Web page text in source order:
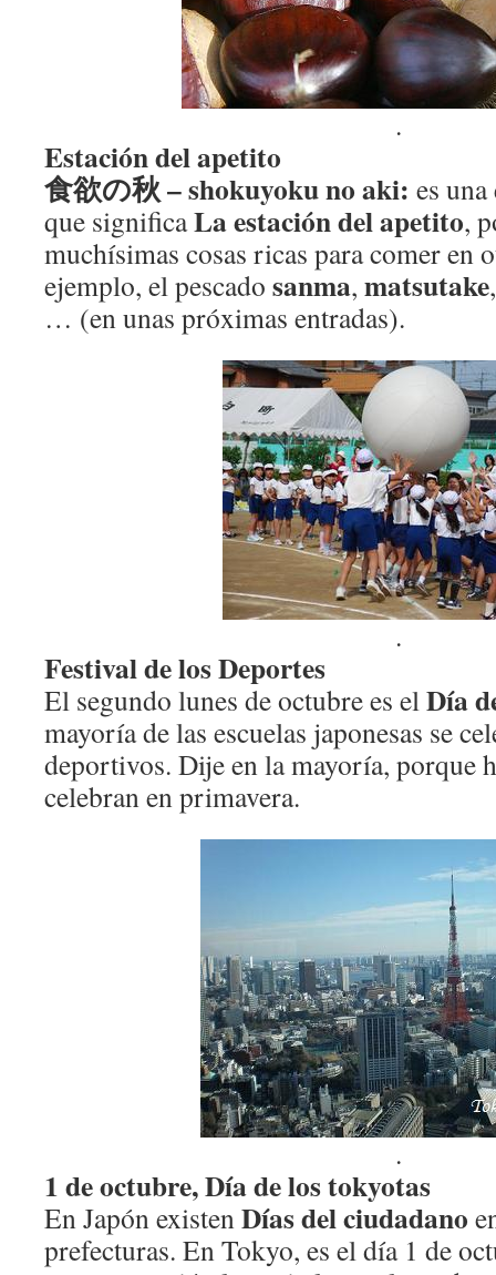
.
Estación del apetito
食欲の秋 – shokuyoku no aki: es
que significaLa estación del apetito,
muchísimas cosas ricas para comer en
ejemplo, el pescado sanma, matsutake
… (en unas próximas entradas).
.
Festival de los Deportes
El segundo lunes de octubre es elDía
mayoría de las escuelas japonesas se
deportivos. Dije en la mayoría, porque
celebran en primavera.
.
1 de octubre, Día de los tokyotas
En Japón existenDías del ciudadano
prefecturas. En Tokyo, es el día 1 de